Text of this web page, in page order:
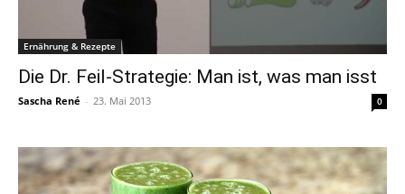
Ernährung & Rezepte
Die Dr. Feil-Strategie: Man ist, was man isst
Sascha René - 23. Mai 2013 0